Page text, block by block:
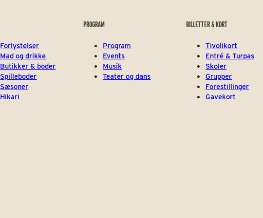
Forlystelser
Mad og drikke
Butikker & boder
Spilleboder
Sæsoner
Hikari
PROGRAM
Program
Events
Musik
Teater og dans
BILLETTER & KORT
Tivolikort
Entré & Turpas
Skoler
Grupper
Forestillinger
Gavekort